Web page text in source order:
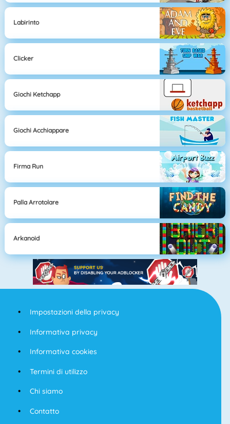
Labirinto
Clicker
Giochi Ketchapp
Giochi Acchiappare
Firma Run
Palla Arrotolare
Arkanoid
Impostazioni della privacy
Informativa privacy
Informativa cookies
Termini di utilizzo
Chi siamo
Contatto